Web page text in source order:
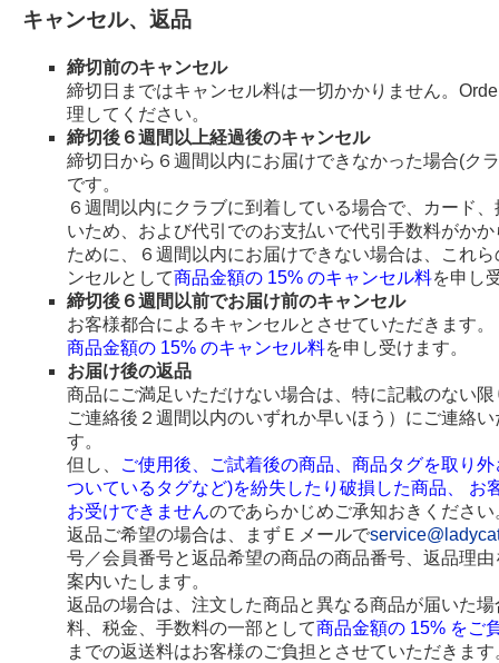
キャンセル、返品
締切前のキャンセル
締切日まではキャンセル料は一切かかりません。
理してください。
締切後６週間以上経過後のキャンセル
締切日から６週間以内にお届けできなかった場合(ク
です。
６週間以内にクラブに到着している場合で、カード
いため、および代引でのお支払いで代引手数料がか
ために、６週間以内にお届けできない場合は、これ
ンセルとして商品金額の 15% のキャンセル料を申し
締切後６週間以前でお届け前のキャンセル
お客様都合によるキャンセルとさせていただきます。
商品金額の 15% のキャンセル料を申し受けます。
お届け後の返品
商品にご満足いただけない場合は、特に記載のない
ご連絡後２週間以内のいずれか早いほう）にご連絡
す。
但し、
ご使用後、ご試着後の商品、商品タグを取り
ついているタグなど)を紛失したり破損した商品、
お受けできませんのであらかじめご承知おきください
返品ご希望の場合は、まずＥメールで
号／会員番号と返品希望の商品の商品番号、返品理
案内いたします。
返品の場合は、注文した商品と異なる商品が届いた
料、税金、手数料の一部として商品金額の 15% をご
までの返送料はお客様のご負担とさせていただきます